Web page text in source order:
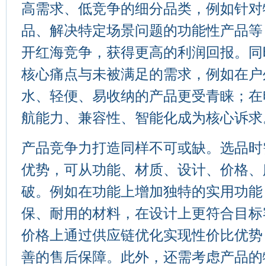
高需求、低竞争的细分品类，例如针
品、解决特定场景问题的功能性产品
开红海竞争，获得更高的利润回报。
核心痛点与未被满足的需求，例如在
水、轻便、易收纳的产品更受青睐；
航能力、兼容性、智能化成为核心诉
产品竞争力打造同样不可或缺。选品
优势，可从功能、材质、设计、价格
破。例如在功能上增加独特的实用功
保、耐用的材料，在设计上更符合目
价格上通过供应链优化实现性价比优
善的售后保障。此外，还需考虑产品